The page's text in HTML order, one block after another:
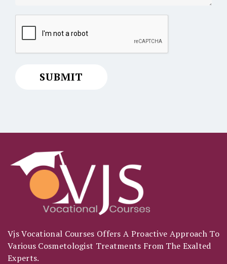
Vjs Vocational Courses Offers A Proactive Approach To
Various Cosmetologist Treatments From The Exalted
Experts.